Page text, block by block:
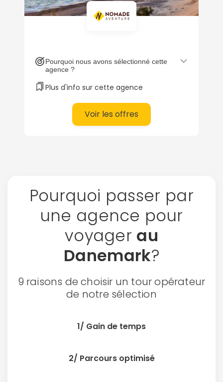
Pourquoi nous avons sélectionné cette
agence ?
Plus d'info sur cette agence
Voir les offres
Pourquoi passer par
une agence pour
voyager au
Danemark?
9 raisons de choisir un tour opérateur
de notre sélection
1/ Gain de temps
2/ Parcours optimisé
ou connectez-vous par mail